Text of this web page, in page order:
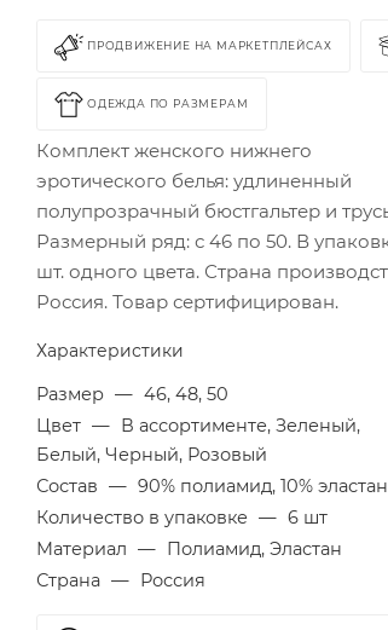
ПРОДВИЖЕНИЕ НА МАРКЕТПЛЕЙСАХ
ОДЕЖДА ПО РАЗМЕРАМ
Комплект женского нижнего
эротического белья: удлиненный
полупрозрачный бюстгальтер и
Размерный ряд: с 46 по 50. В
шт. одного цвета. Страна
Россия. Товар сертифицирован.
Характеристики
Размер — 46, 48, 50
Цвет — В ассортименте, Зеленый,
Белый, Черный, Розовый
Состав — 90% полиамид, 10% эластан
Количество в упаковке — 6 шт
Материал — Полиамид, Эластан
Страна — Россия